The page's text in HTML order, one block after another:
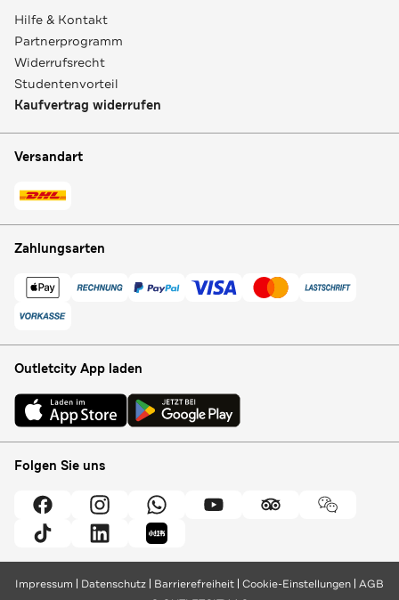
Hilfe & Kontakt
Partnerprogramm
Widerrufsrecht
Studentenvorteil
Kaufvertrag widerrufen
Versandart
Zahlungsarten
Outletcity App laden
Folgen Sie uns
Impressum Datenschutz Barrierefreiheit Cookie-Einstellungen AGB